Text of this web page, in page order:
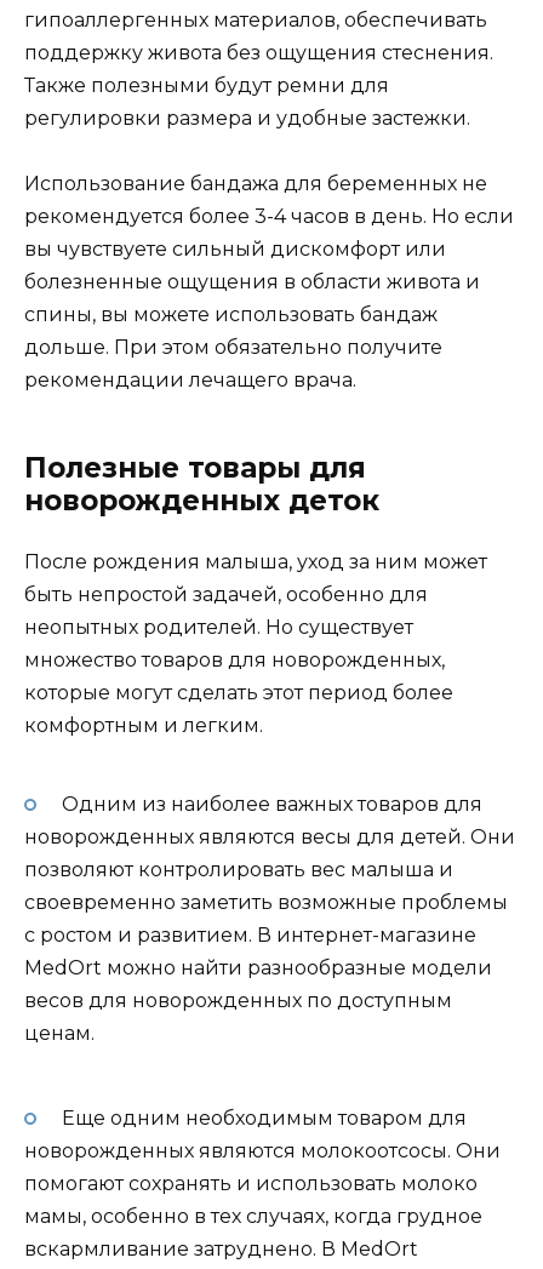
гипоаллергенных материалов, обеспечивать
поддержку живота без ощущения стеснения.
Также полезными будут ремни для
регулировки размера и удобные застежки.
Использование бандажа для беременных не
рекомендуется более 3-4 часов в день. Но если
вы чувствуете сильный дискомфорт или
болезненные ощущения в области живота и
спины, вы можете использовать бандаж
дольше. При этом обязательно получите
рекомендации лечащего врача.
Полезные товары для
новорожденных деток
После рождения малыша, уход за ним может
быть непростой задачей, особенно для
неопытных родителей. Но существует
множество товаров для новорожденных,
которые могут сделать этот период более
комфортным и легким.
Одним из наиболее важных товаров для
новорожденных являются весы для детей. Они
позволяют контролировать вес малыша и
своевременно заметить возможные проблемы
с ростом и развитием. В интернет-магазине
MedOrt можно найти разнообразные модели
весов для новорожденных по доступным
ценам.
Еще одним необходимым товаром для
новорожденных являются молокоотсосы. Они
помогают сохранять и использовать молоко
мамы, особенно в тех случаях, когда грудное
вскармливание затруднено. В MedOrt